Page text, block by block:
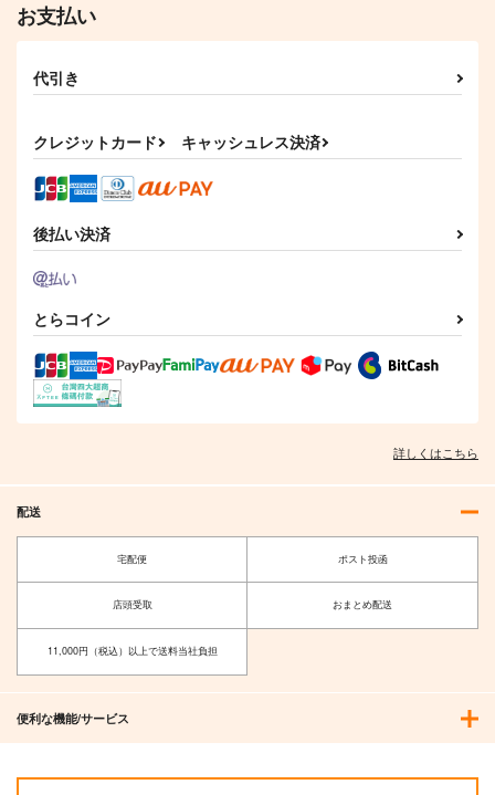
お支払い
代引き
クレジットカード キャッシュレス決済
後払い決済
とらコイン
詳しくはこちら
配送
宅配便 ポスト投函
店頭受取 おまとめ配送
11,000円（税込）以上で送料当社負担
便利な機能/サービス